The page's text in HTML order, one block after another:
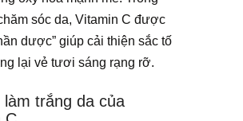
sóc da, Vitamin C được
dược” giúp cải thiện sắc tố
lại vẻ tươi sáng rạng rỡ.
làm trắng da của